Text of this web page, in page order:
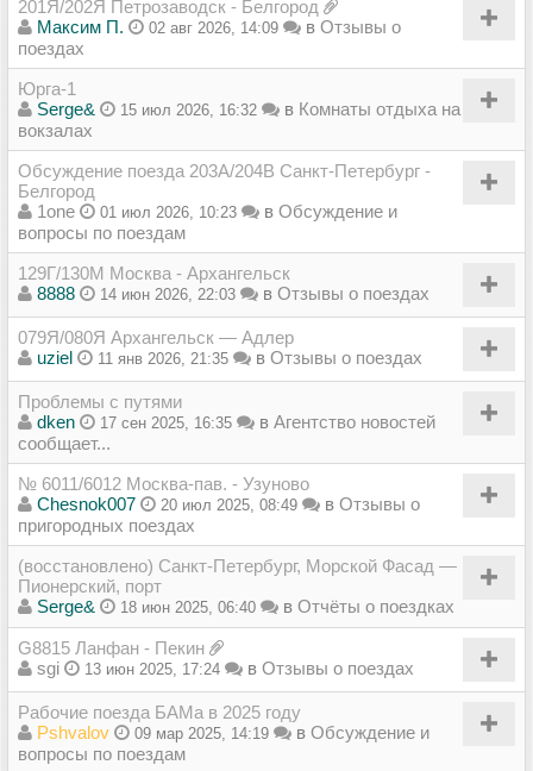
201Я/202Я Петрозаводск - Белгород
Максим П.
02 авг 2026, 14:09 в Отзывы о
поездах
Юрга-1
Serge&
15 июл 2026, 16:32 в Комнаты отдыха на
вокзалах
Обсуждение поезда 203А/204В Санкт-Петербург -
Белгород
1one
01 июл 2026, 10:23 в Обсуждение и
вопросы по поездам
129Г/130М Москва - Архангельск
8888
14 июн 2026, 22:03 в Отзывы о поездах
079Я/080Я Архангельск — Адлер
uziel
11 янв 2026, 21:35 в Отзывы о поездах
Проблемы с путями
dken
17 сен 2025, 16:35 в Агентство новостей
сообщает...
№ 6011/6012 Москва-пав. - Узуново
Chesnok007
20 июл 2025, 08:49 в Отзывы о
пригородных поездах
(восстановлено) Санкт-Петербург, Морской Фасад —
Пионерский, порт
Serge&
18 июн 2025, 06:40 в Отчёты о поездках
G8815 Ланфан - Пекин
sgi
13 июн 2025, 17:24 в Отзывы о поездах
Рабочие поезда БАМа в 2025 году
Pshvalov
09 мар 2025, 14:19 в Обсуждение и
вопросы по поездам